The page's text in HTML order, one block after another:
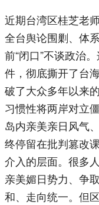
近期台湾区桂芝老
全台舆论围剿、体
前“闭口”不谈政治
件，彻底撕开了台
破了大众多年以来
习惯性将两岸对立
岛内亲美亲日风气
终停留在批判篡改
介入的层面。很多
亲美媚日势力、争
和、走向统一。但